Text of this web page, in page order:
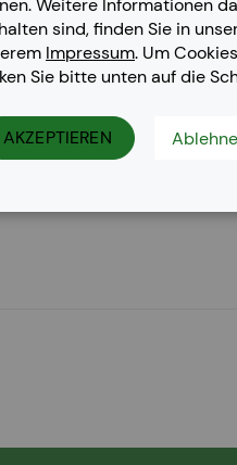
FS-C 5150 DN
sind, finden Sie in
Impressum. Um
Sie bitte unten auf die
AKZEPTIEREN